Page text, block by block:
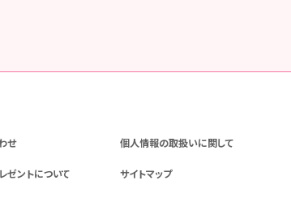
せ 個人情報の取扱いに関して
ゼントについて サイトマップ